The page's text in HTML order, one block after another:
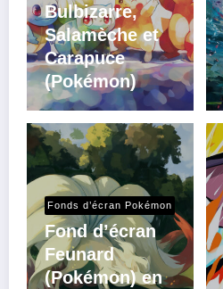
Bulbizarre,
Salamèche et
Carapuce
(Pokémon)
Fonds d’écran Pokémon
Fond d’écran
Feunard
(Pokémon) en